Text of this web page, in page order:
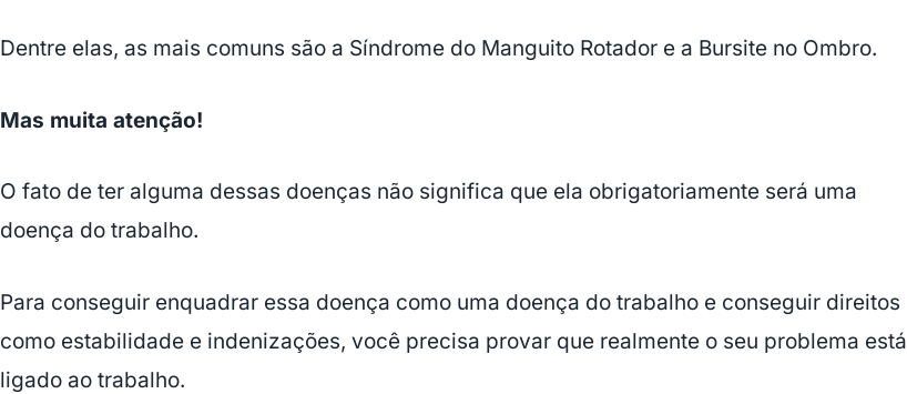
Dentre elas, as mais comuns são a Síndrome do Manguito Rotador e a Bursite no Ombro.
Mas muita atenção!
O fato de ter alguma dessas doenças não significa que ela obrigatoriamente será uma
doença do trabalho.
Para conseguir enquadrar essa doença como uma doença do trabalho e conseguir direitos
como estabilidade e indenizações, você precisa provar que realmente o seu problema está
ligado ao trabalho.